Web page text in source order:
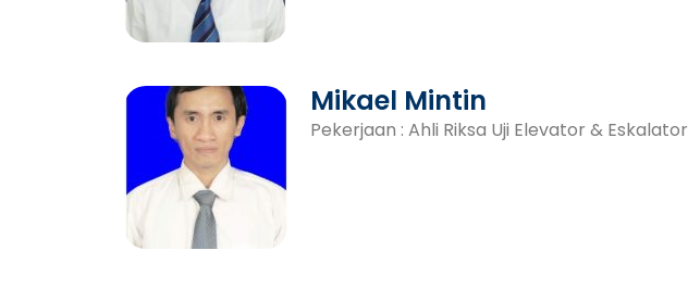
Mikael Mintin
Pekerjaan : Ahli Riksa Uji Elevator & Eskalator